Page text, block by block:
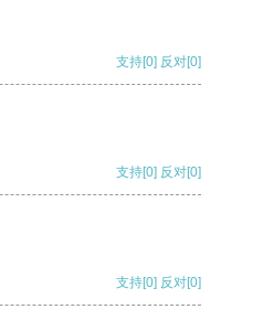
支持[0] 反对[0]
支持[0] 反对[0]
支持[0] 反对[0]